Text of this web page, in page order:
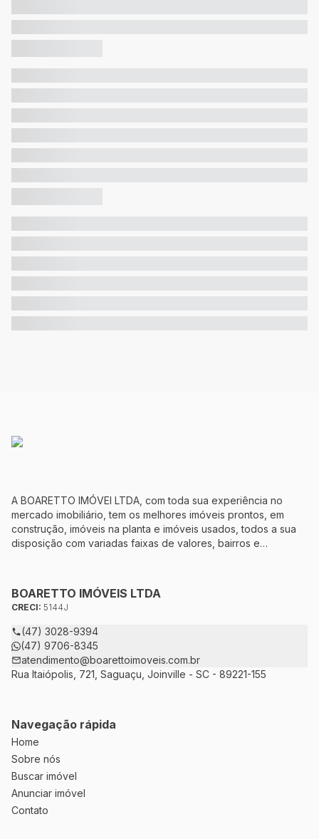
A BOARETTO IMÓVEI LTDA, com toda sua experiência no
mercado imobiliário, tem os melhores imóveis prontos, em
construção, imóveis na planta e imóveis usados, todos a sua
disposição com variadas faixas de valores, bairros e
ao CRECI-5144J – estarão sempre prontos para responder-lhe
todas as suas dúvidas sobre casas, apartamentos, terrenos,
salas comerciais e outros produtos imobiliários.
BOARETTO IMÓVEIS LTDA
CRECI: 5144J
(47) 3028-9394
(47) 9706-8345
atendimento@boarettoimoveis.com.br
Rua Itaiópolis, 721, Saguaçu, Joinville - SC - 89221-155
Navegação rápida
Home
Sobre nós
Buscar imóvel
Anunciar imóvel
Contato